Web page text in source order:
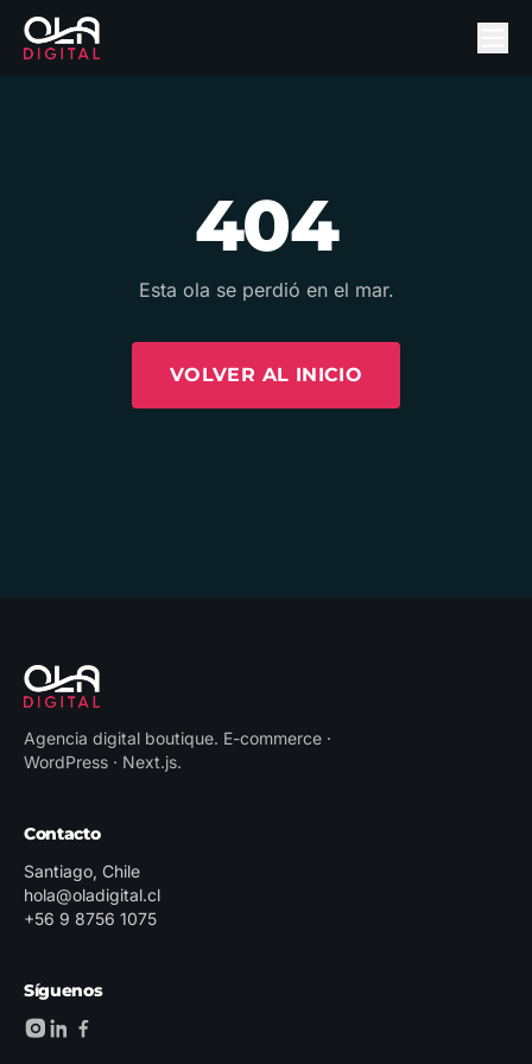
404
Esta ola se perdió en el mar.
VOLVER AL INICIO
Agencia digital boutique. E-commerce ·
WordPress · Next.js.
Contacto
Santiago, Chile
hola@oladigital.cl
+56 9 8756 1075
Síguenos